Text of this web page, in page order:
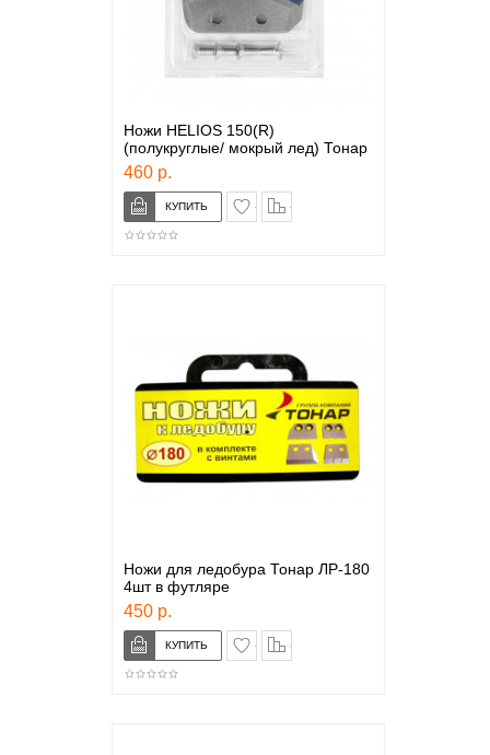
Ножи HELIOS 150(R)
(полукруглые/ мокрый лед) Тонар
460 р.
в закладки
Ножи для ледобура Тонар ЛР-180
4шт в футляре
450 р.
в закладки